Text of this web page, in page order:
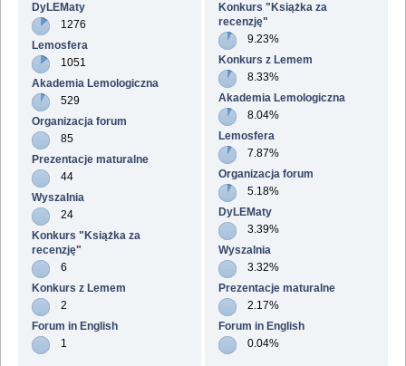
DyLEMaty
1276
Lemosfera
1051
Akademia Lemologiczna
529
Organizacja forum
85
Prezentacje maturalne
44
Wyszalnia
24
Konkurs "Książka za
recenzję"
6
Konkurs z Lemem
2
Forum in English
1
Konkurs "Książka za
recenzję"
9.23%
Konkurs z Lemem
8.33%
Akademia Lemologiczna
8.04%
Lemosfera
7.87%
Organizacja forum
5.18%
DyLEMaty
3.39%
Wyszalnia
3.32%
Prezentacje maturalne
2.17%
Forum in English
0.04%